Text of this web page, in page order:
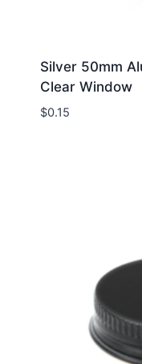
Silver 50mm
Clear Window
$0.15